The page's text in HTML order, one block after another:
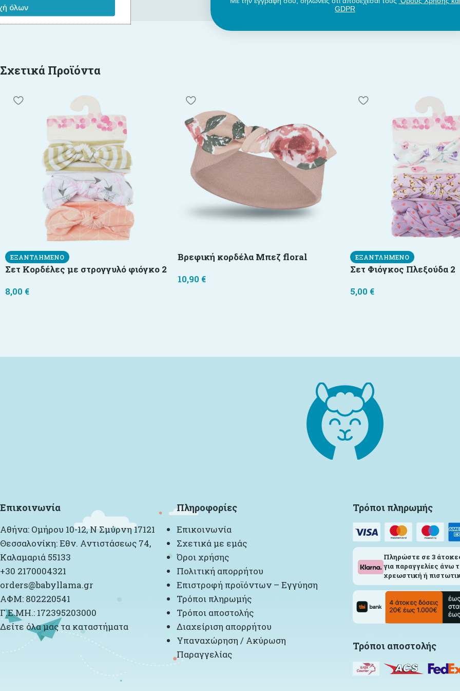
Σχετικά Προϊόντα
ΕΞΑΝΤΛΗΜΈΝΟ
Σετ Κορδέλες με στρογγυλό φιόγκο 2
8,00 €
Βρεφική κορδέλα Μπεζ floral
10,90 €
ΕΞΑΝΤΛΗΜΈΝΟ
Σετ Φιόγκος Πλεξούδα 2
5,00 €
Επικοινωνία
Αθήνα: Ομήρου 10-12, Ν Σμύρνη 17121
Θεσσαλονίκη: Εθν. Αντιστάσεως 74,
Καλαμαριά 55133
+30 2170004321
orders@babyllama.gr
ΑΦΜ: 802220541
Γ.Ε.ΜΗ.: 172395203000
Δείτε όλα μας τα καταστήματα
Πληροφορίες
Επικοινωνία
Σχετικά με εμάς
Όροι χρήσης
Πολιτική απορρήτου
Επιστροφή προϊόντων – Εγγύηση
Τρόποι πληρωμής
Τρόποι αποστολής
Διαχείριση απορρήτου
Υπαναχώρηση / Ακύρωση
Παραγγελίας
Τρόποι πληρωμής
Πληρώστε σε 3
για παραγγελίες άνω
χρεωστική ή
Τρόποι αποστολής
όλων
GDPR